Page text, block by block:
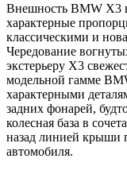
Внешность BMW X3
характерные
классическими и
Чередование
экстерьеру X3
модельной гамме
характерными
задних фонарей,
колесная база в
назад линией крыши
автомобиля.